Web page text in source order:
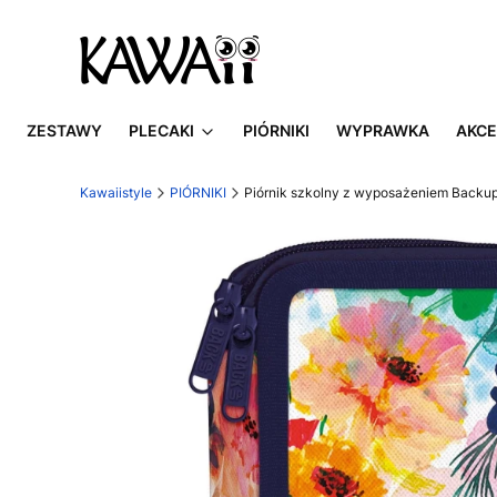
ZESTAWY PLECAKI PIÓRNIKI WYPRAWKA
Kawaiistyle PIÓRNIKI Piórnik szkolny z wyposażeniem